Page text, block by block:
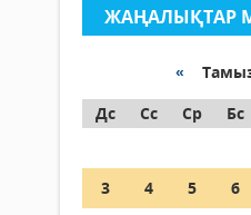
ЖАҢАЛЫҚТАР
«
Дс
Сс Ср Бс
3
4 5 6